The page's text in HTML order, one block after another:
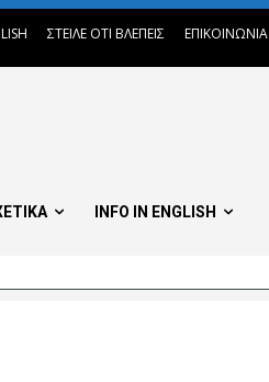
ΣΤΕΙΛΕ ΟΤΙ ΒΛΕΠΕΙΣ ΕΠΙΚΟΙΝΩΝΙΑ
INFO IN ENGLISH